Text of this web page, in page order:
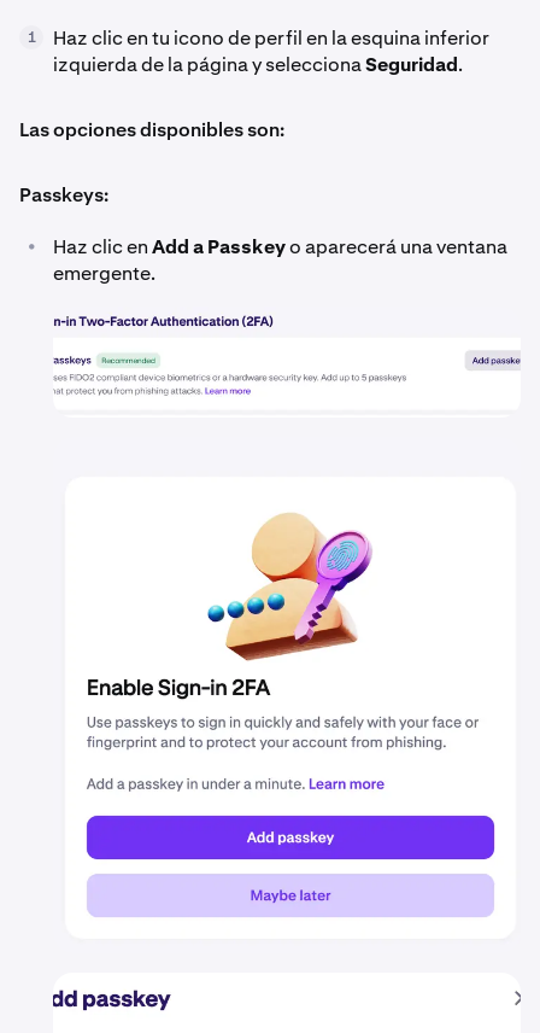
1
Haz clic en tu icono de perfil en la esquina inferior
izquierda de la página y seleccionaSeguridad.
Las opciones disponibles son:
Passkeys:
• Haz clic enAdd a Passkeyo aparecerá una ventana
emergente.